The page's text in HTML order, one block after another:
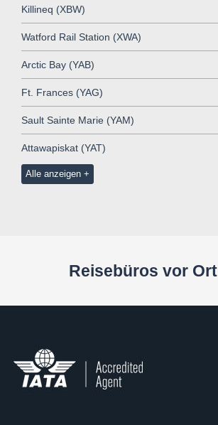
Killineq (XBW)
Watford Rail Station (XWA)
Arctic Bay (YAB)
Ft. Frances (YAG)
Sault Sainte Marie (YAM)
Attawapiskat (YAT)
Alle anzeigen
Reisebüros vor Ort